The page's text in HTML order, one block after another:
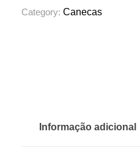
Category: Canecas
Informação adicional